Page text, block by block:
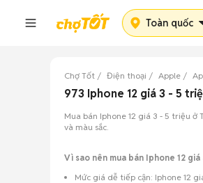
Toàn quốc
Chợ Tốt Điện thoại Apple
973 Iphone 12 giá 3 - 5
Mua bán Iphone 12 giá 3 - 5 triệu
và màu sắc.
Vì sao nên mua bán Iphone 12
Mức giá dễ tiếp cận: Iphone 12